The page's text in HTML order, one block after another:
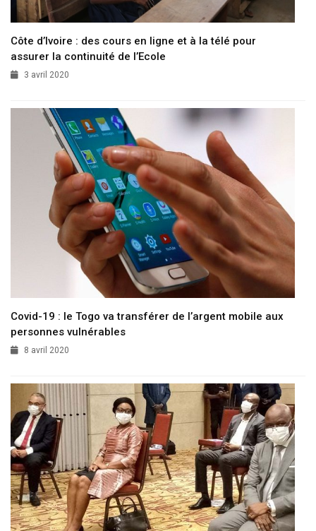
Côte d’Ivoire : des cours en ligne et à la télé pour
assurer la continuité de l’Ecole
3 avril 2020
Covid-19 : le Togo va transférer de l’argent mobile aux
personnes vulnérables
8 avril 2020